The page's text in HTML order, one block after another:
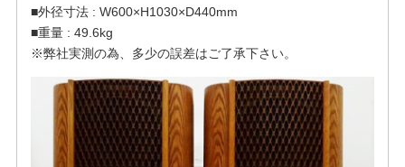
■外径寸法 : W600×H1030×D440mm
■重量 : 49.6kg
※弊社実測の為、多少の誤差はご了承下さい。